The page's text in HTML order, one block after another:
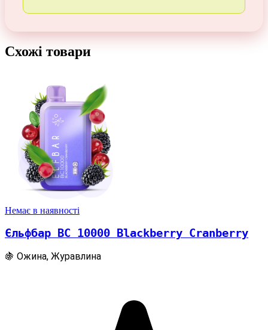
Схожі товари
Немає в наявності
Єльфбар BC 10000 Blackberry Cranberry
🍇 Ожина, Журавлина